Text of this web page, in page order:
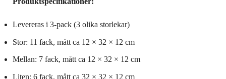
Levereras i 3-pack (3 olika storlekar)
Stor: 11 fack, mått ca 12 × 32 × 12 cm
Mellan: 7 fack, mått ca 12 × 32 × 12 cm
Liten: 6 fack, mått ca 32 × 32 × 12 cm